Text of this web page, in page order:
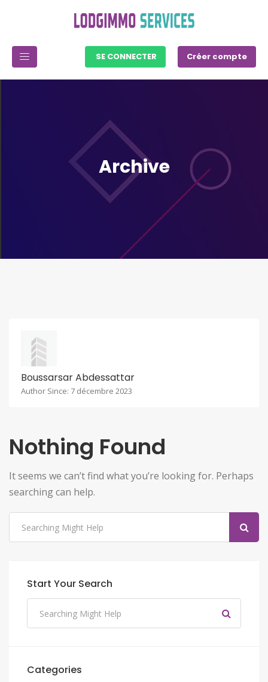
SE CONNECTER Créer compte
Archive
Boussarsar Abdessattar
Author Since: 7 décembre 2023
Nothing Found
It seems we can’t find what you’re looking for. Perhaps
searching can help.
Start Your Search
Categories